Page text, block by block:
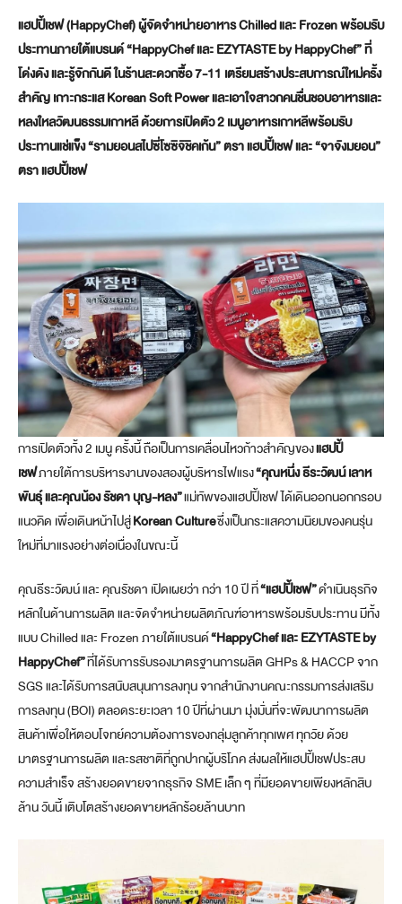
แฮปปี้เชฟ (HappyChef) ผู้จัดจำหน่ายอาหาร Chilled และ Frozen พร้อมรับ
ประทานภายใต้แบรนด์ “HappyChef และ EZYTASTE by HappyChef” ที่
โด่งดัง และรู้จักกันดี ในร้านสะดวกซื้อ 7-11 เตรียมสร้างประสบการณ์ใหม่ครั้ง
สำคัญ เกาะกระแส Korean Soft Power และเอาใจสาวกคนชื่นชอบอาหารและ
หลงใหลวัฒนธรรมเกาหลี ด้วยการเปิดตัว 2 เมนูอาหารเกาหลีพร้อมรับ
ประทานแช่แข็ง “รามยอนสไปซี่โซซิจิชิคเก้น” ตรา แฮปปี้เชฟ และ “จาจังมยอน”
ตรา แฮปปี้เชฟ
การเปิดตัวทั้ง 2 เมนู ครั้งนี้ ถือเป็นการเคลื่อนไหวก้าวสำคัญของแฮปปี้
เชฟภายใต้การบริหารงานของสองผู้บริหารไฟแรง“คุณหนึ่ง ธีระวัฒน์ เลาห
พันธุ์ และคุณน้อง รัชดา บุญ-หลง”แม่ทัพของแฮปปี้เชฟ ได้เดินออกนอกกรอบ
แนวคิด เพื่อเดินหน้าไปสู่Korean Cultureซึ่งเป็นกระแสความนิยมของคนรุ่น
ใหม่ที่มาแรงอย่างต่อเนื่องในขณะนี้
คุณธีระวัฒน์ และ คุณรัชดา เปิดเผยว่า กว่า 10 ปี ที่“แฮปปี้เชฟ”ดำเนินธุรกิจ
หลักในด้านการผลิต และจัดจำหน่ายผลิตภัณฑ์อาหารพร้อมรับประทาน มีทั้ง
แบบ Chilled และ Frozen ภายใต้แบรนด์“HappyChef และ EZYTASTE by
HappyChef”ที่ได้รับการรับรองมาตรฐานการผลิต GHPs & HACCP จาก
SGS และได้รับการสนับสนุนการลงทุน จากสำนักงานคณะกรรมการส่งเสริม
การลงทุน (BOI) ตลอดระยะเวลา 10 ปีที่ผ่านมา มุ่งมั่นที่จะพัฒนาการผลิต
สินค้าเพื่อให้ตอบโจทย์ความต้องการของกลุ่มลูกค้าทุกเพศ ทุกวัย ด้วย
มาตรฐานการผลิต และรสชาติที่ถูกปากผู้บริโภค ส่งผลให้แฮปปี้เชฟประสบ
ความสำเร็จ สร้างยอดขายจากธุรกิจ SME เล็ก ๆ ที่มียอดขายเพียงหลักสิบ
ล้าน วันนี้ เติบโตสร้างยอดขายหลักร้อยล้านบาท